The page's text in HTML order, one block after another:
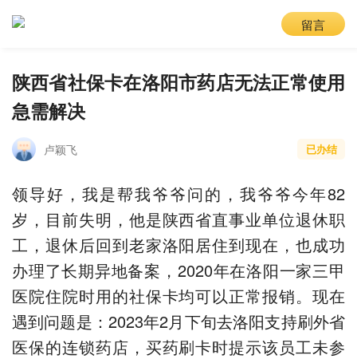
留言
陕西省社保卡在洛阳市药店无法正常使用
急需解决
卢颖飞 已办结
领导好，我是帮我爷爷问的，我爷爷今年82
岁，目前失明，他是陕西省直事业单位退休职
工，退休后回到老家洛阳居住到现在，也成功
办理了长期异地备案，2020年在洛阳一家三甲
医院住院时用的社保卡均可以正常报销。现在
遇到问题是：2023年2月下旬去洛阳支持刷外省
医保的连锁药店，买药刷卡时提示该员工未参